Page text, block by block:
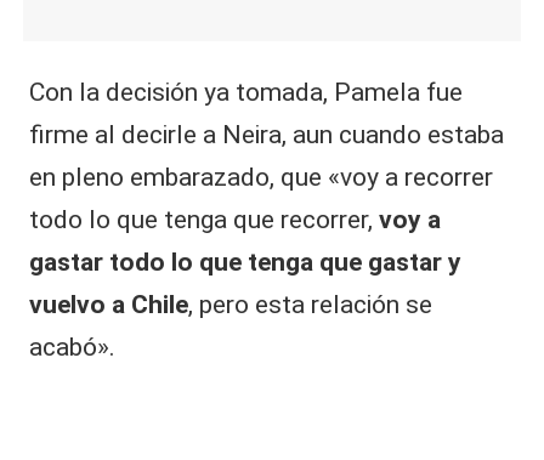
Con la decisión ya tomada, Pamela fue
firme al decirle a Neira, aun cuando estaba
en pleno embarazado, que «voy a recorrer
todo lo que tenga que recorrer, voy a
gastar todo lo que tenga que gastar y
vuelvo a Chile, pero esta relación se
acabó».